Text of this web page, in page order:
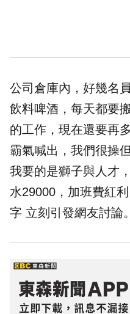
公司倉庫內，好幾名
飲料啤酒，每天都要
的工作，現在還要再
霸氣喊出，我們很操
我要的是獅子與人才
水29000，加班費紅
字 立刻引發網友討論。